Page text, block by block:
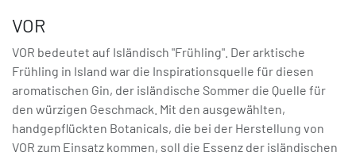
VOR
VOR bedeutet auf Isländisch "Frühling". Der arktische
Frühling in Island war die Inspirationsquelle für diesen
aromatischen Gin, der isländische Sommer die Quelle für
den würzigen Geschmack. Mit den ausgewählten,
handgepflückten Botanicals, die bei der Herstellung von
VOR zum Einsatz kommen, soll die Essenz der isländischen